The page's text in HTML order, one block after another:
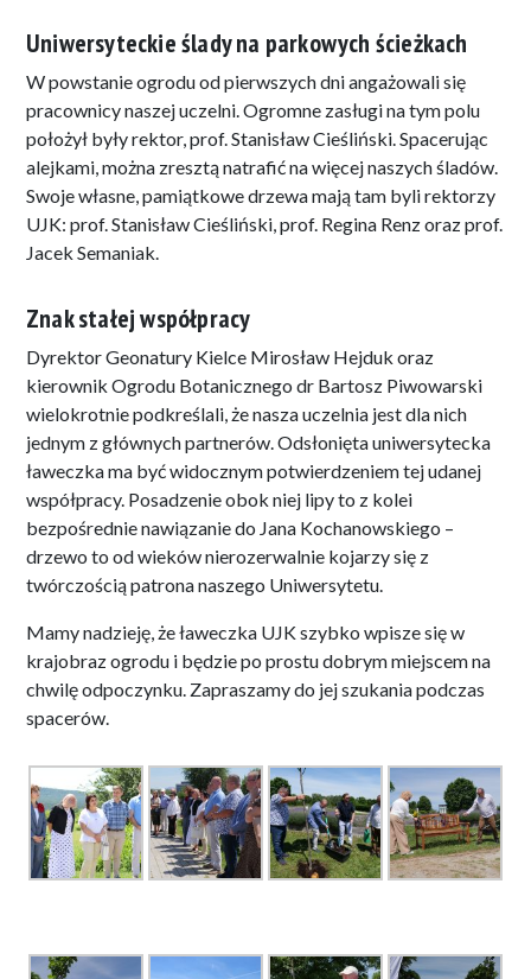
Uniwersyteckie ślady na parkowych ścieżkach
W powstanie ogrodu od pierwszych dni angażowali się
pracownicy naszej uczelni. Ogromne zasługi na tym polu
położył były rektor, prof. Stanisław Cieśliński. Spacerując
alejkami, można zresztą natrafić na więcej naszych śladów.
Swoje własne, pamiątkowe drzewa mają tam byli rektorzy
UJK: prof. Stanisław Cieśliński, prof. Regina Renz oraz prof.
Jacek Semaniak.
Znak stałej współpracy
Dyrektor Geonatury Kielce Mirosław Hejduk oraz
kierownik Ogrodu Botanicznego dr Bartosz Piwowarski
wielokrotnie podkreślali, że nasza uczelnia jest dla nich
jednym z głównych partnerów. Odsłonięta uniwersytecka
ławeczka ma być widocznym potwierdzeniem tej udanej
współpracy. Posadzenie obok niej lipy to z kolei
bezpośrednie nawiązanie do Jana Kochanowskiego –
drzewo to od wieków nierozerwalnie kojarzy się z
twórczością patrona naszego Uniwersytetu.
Mamy nadzieję, że ławeczka UJK szybko wpisze się w
krajobraz ogrodu i będzie po prostu dobrym miejscem na
chwilę odpoczynku. Zapraszamy do jej szukania podczas
spacerów.